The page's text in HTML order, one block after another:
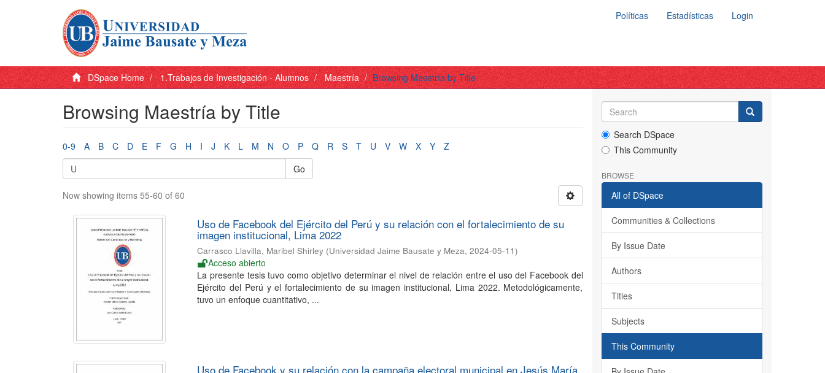
Políticas Estadísticas Login
DSpace Home 1.Trabajos de Investigación - Alumnos Maestría Browsing Maestría by Title
Browsing Maestría by Title
0-9 A B C D E F G H I J K L M N O P Q R S T U V W X Y
Z
Go
Now showing items 55-60 of 60
Uso de Facebook del Ejército del Perú y su relación con el fortalecimiento de su
imagen institucional, Lima 2022
Carrasco Llavilla, Maribel Shirley (Universidad Jaime Bausate y Meza,2024-05-11)
Acceso abierto
La presente tesis tuvo como objetivo determinar el nivel de relación entre el uso del Facebook del
Ejército del Perú y el fortalecimiento de su imagen institucional, Lima 2022. Metodológicamente,
tuvo un enfoque cuantitativo, ...
Uso de Facebook y su relación con la campaña electoral municipal en Jesús María,
Search DSpace
This Community
BROWSE
All of DSpace
Communities & Collections
By Issue Date
Authors
Titles
Subjects
This Community